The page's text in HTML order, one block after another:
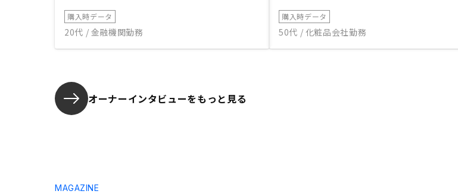
を将来は自宅やセ
理的な安心感 目に
購入時データ
20代 / 金融機関勤務
購入時データ
50代 / 化粧品会社勤務
オーナーインタビューをもっと見る
MAGAZINE